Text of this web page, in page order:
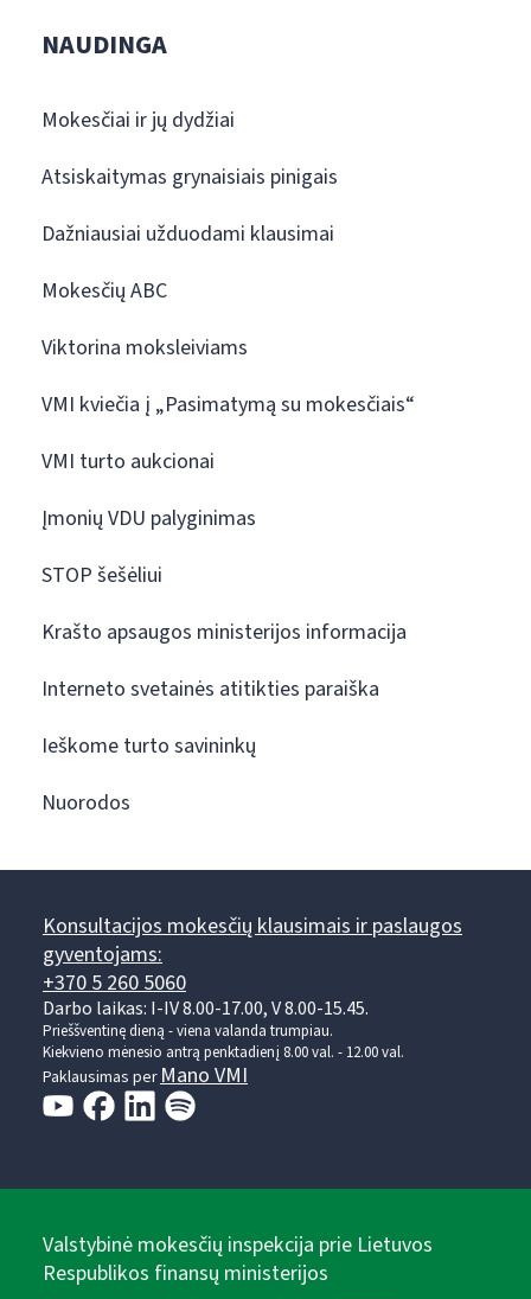
NAUDINGA
Mokesčiai ir jų dydžiai
Atsiskaitymas grynaisiais pinigais
Dažniausiai užduodami klausimai
Mokesčių ABC
Viktorina moksleiviams
VMI kviečia į „Pasimatymą su mokesčiais“
VMI turto aukcionai
Įmonių VDU palyginimas
STOP šešėliui
Krašto apsaugos ministerijos informacija
Interneto svetainės atitikties paraiška
Ieškome turto savininkų
Nuorodos
Konsultacijos mokesčių klausimais ir paslaugos
gyventojams:
+370 5 260 5060
Darbo laikas: I-IV 8.00-17.00, V 8.00-15.45.
Prieššventinę dieną - viena valanda trumpiau.
Kiekvieno mėnesio antrą penktadienį 8.00 val. - 12.00 val.
Paklausimas per Mano VMI
Valstybinė mokesčių inspekcija prie Lietuvos
Respublikos finansų ministerijos